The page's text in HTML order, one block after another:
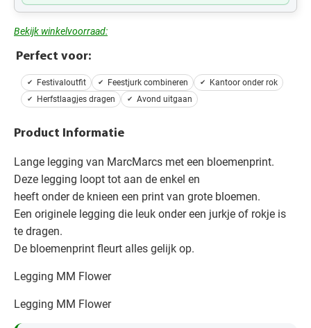
Bekijk winkelvoorraad:
Perfect voor:
Festivaloutfit Feestjurk combineren
Kantoor onder rok
Herfstlaagjes dragen
Avond uitgaan
Product Informatie
Lange legging van MarcMarcs met een bloemenprint.
Deze legging loopt tot aan de enkel en
heeft onder de knieen een print van grote bloemen.
Een originele legging die leuk onder een jurkje of rokje is
te dragen.
De bloemenprint fleurt alles gelijk op.
Legging MM Flower
Legging MM Flower